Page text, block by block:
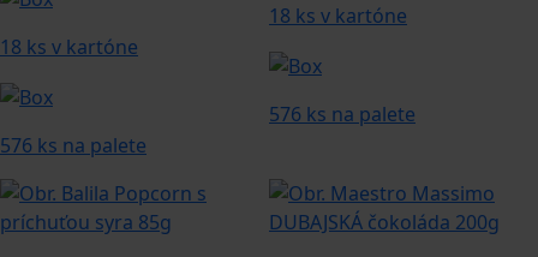
18 ks v kartóne
576 ks na palete
18 ks v kartóne
576 ks na palete